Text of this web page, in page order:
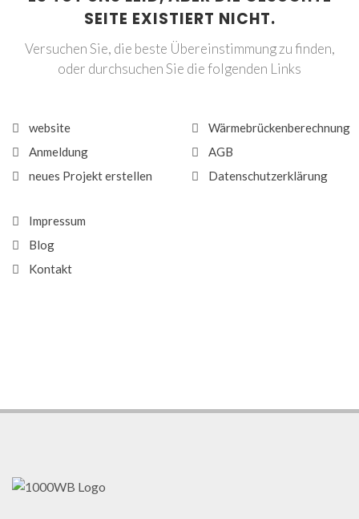
SEITE EXISTIERT NICHT.
Versuchen Sie, die beste Übereinstimmung zu finden,
oder durchsuchen Sie die folgenden Links
website
Anmeldung
neues Projekt erstellen
Wärmebrückenberechnung
AGB
Datenschutzerklärung
Impressum
Blog
Kontakt